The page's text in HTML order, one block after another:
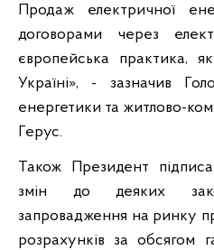
Продаж електричної
договорами через
європейська практика,
Україні», - зазначив
енергетики та житлово-
Герус.
Також Президент
змін до деяких
запровадження на ринку
розрахунків за обсягом